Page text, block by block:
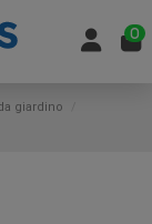
0
giardino